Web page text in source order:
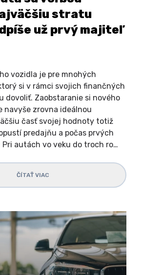
stratu
už prvý majiteľ
vozidla je pre mnohých
si v rámci svojich finančných
dovoliť. Zaobstaranie si nového
navyše zrovna ideálnou
časť svojej hodnoty totiž
predajňu a počas prvých
Pri autách vo veku do troch ro…
ČÍTAŤ VIAC